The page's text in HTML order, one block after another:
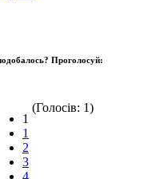
Проголосуй:
1
1
2
3
4
(Голосів: 1)